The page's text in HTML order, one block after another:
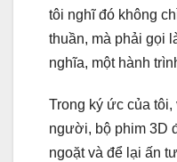
tôi nghĩ đó không
thuần, mà phải gọi
nghĩa, một hành
Trong ký ức của
người, bộ phim 3D
ngoặt và để lại ấn